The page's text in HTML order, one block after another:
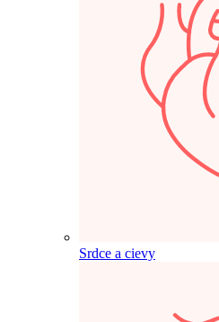
Srdce a cievy